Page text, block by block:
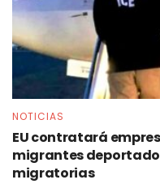
NOTICIAS
EU contratará
migrantes
migratorias